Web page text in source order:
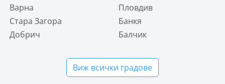
Варна
Пловдив
Стара Загора
Банкя
Добрич
Балчик
Виж всички градове